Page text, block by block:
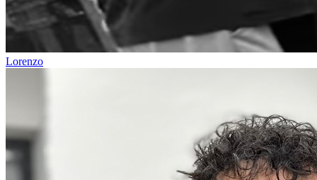
Lorenzo